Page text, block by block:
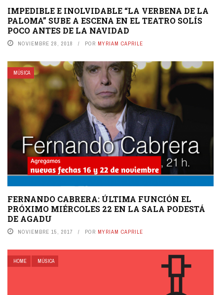
IMPEDIBLE E INOLVIDABLE “LA VERBENA DE LA
PALOMA” SUBE A ESCENA EN EL TEATRO SOLÍS
POCO ANTES DE LA NAVIDAD
NOVIEMBRE 28, 2018 POR MYRIAM CAPRILE
MÚSICA
FERNANDO CABRERA: ÚLTIMA FUNCIÓN EL
PRÓXIMO MIÉRCOLES 22 EN LA SALA PODESTÁ
DE AGADU
NOVIEMBRE 15, 2017 POR MYRIAM CAPRILE
HOME MÚSICA